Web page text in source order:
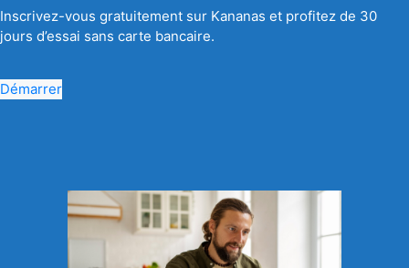
Inscrivez-vous gratuitement sur Kananas et profitez de 30
jours d’essai sans carte bancaire.
Démarrer